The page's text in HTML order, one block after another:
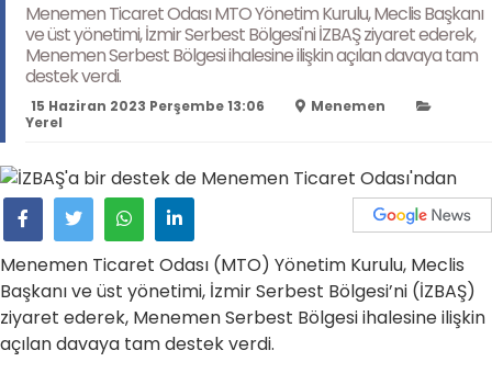
Menemen Ticaret Odası MTO Yönetim Kurulu, Meclis Başkanı
ve üst yönetimi, İzmir Serbest Bölgesi'ni İZBAŞ ziyaret ederek,
Menemen Serbest Bölgesi ihalesine ilişkin açılan davaya tam
destek verdi.
15 Haziran 2023 Perşembe 13:06
Menemen
Yerel
Menemen Ticaret Odası (MTO) Yönetim Kurulu, Meclis
Başkanı ve üst yönetimi, İzmir Serbest Bölgesi’ni (İZBAŞ)
ziyaret ederek, Menemen Serbest Bölgesi ihalesine ilişkin
açılan davaya tam destek verdi.